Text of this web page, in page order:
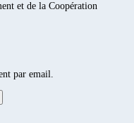
et de la Coopération
par email.